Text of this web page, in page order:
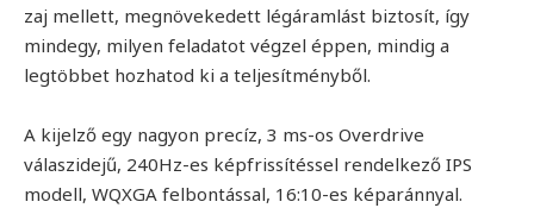
zaj mellett, megnövekedett légáramlást biztosít, így
mindegy, milyen feladatot végzel éppen, mindig a
legtöbbet hozhatod ki a teljesítményből.
A kijelző egy nagyon precíz, 3 ms-os Overdrive
válaszidejű, 240Hz-es képfrissítéssel rendelkező IPS
modell, WQXGA felbontással, 16:10-es képaránnyal.